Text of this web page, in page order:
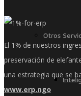
Otros
El 1% de nuestros
preservación de
una estrategia que se
www.erp.ngo